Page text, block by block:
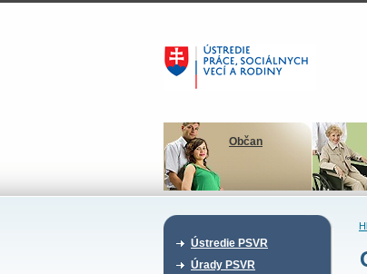
Občan
Ústredie PSVR
Úrady PSVR